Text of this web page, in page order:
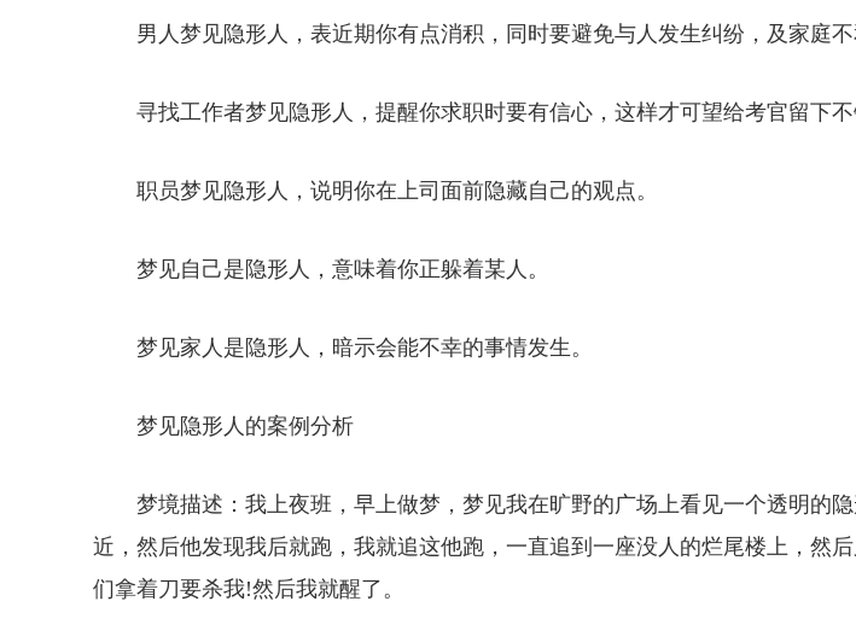
男人梦见隐形人，表近期你有点消积，同时要避免与人发生纠纷，及家庭不
寻找工作者梦见隐形人，提醒你求职时要有信心，这样才可望给考官留下不
职员梦见隐形人，说明你在上司面前隐藏自己的观点。
梦见自己是隐形人，意味着你正躲着某人。
梦见家人是隐形人，暗示会能不幸的事情发生。
梦见隐形人的案例分析
梦境描述：我上夜班，早上做梦，梦见我在旷野的广场上看见一个透明的
近，然后他发现我后就跑，我就追这他跑，一直追到一座没人的烂尾楼上，然
们拿着刀要杀我!然后我就醒了。